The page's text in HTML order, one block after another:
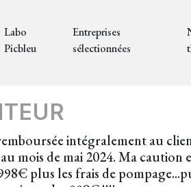
Labo
Picbleu
Entreprises
sélectionnées
intégralement au
mois de mai 2024. Ma caution
plus les frais de